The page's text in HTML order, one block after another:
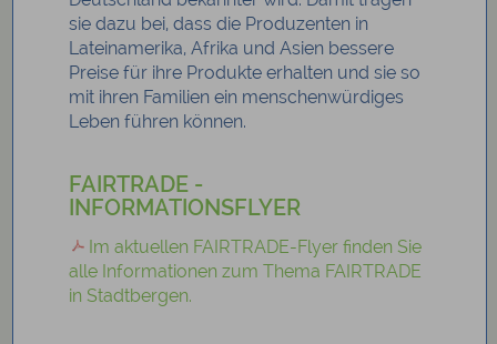
sie dazu bei, dass die Produzenten in
Lateinamerika, Afrika und Asien bessere
Preise für ihre Produkte erhalten und sie so
mit ihren Familien ein menschenwürdiges
Leben führen können.
FAIRTRADE -
INFORMATIONSFLYER
Im aktuellen FAIRTRADE-Flyer finden Sie
alle Informationen zum Thema FAIRTRADE
in Stadtbergen.